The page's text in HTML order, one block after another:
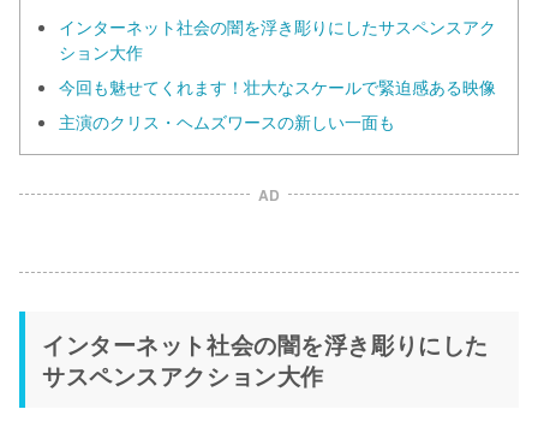
インターネット社会の闇を浮き彫りにしたサスペンスアク
ション大作
今回も魅せてくれます！壮大なスケールで緊迫感ある映像
主演のクリス・ヘムズワースの新しい一面も
AD
インターネット社会の闇を浮き彫りにした
サスペンスアクション大作